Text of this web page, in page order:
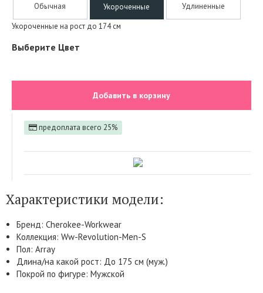
Обычная Укороченные
Удлиненные
Укороченные на рост до 174 см
Выберите Цвет
Добавить в корзину
предоплата всего 25%
Характеристики модели:
Бренд: Cherokee-Workwear
Коллекция: Ww-Revolution-Men-S
Пол: Array
Длина/на какой рост: До 175 см (муж.)
Покрой по фигуре: Мужской